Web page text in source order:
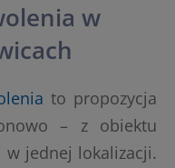
w
to propozycja
– z obiektu
w jednej lokalizacji.